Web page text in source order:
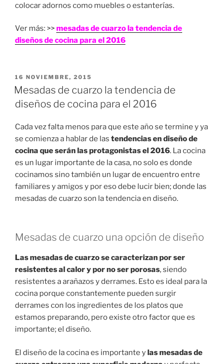
colocar adornos como muebles o estanterías.
Ver más: >>mesadas de cuarzo la tendencia de
diseños de cocina para el 2016
PUBLICADO
EN
16 NOVIEMBRE, 2015
Mesadas de cuarzo la tendencia de
diseños de cocina para el 2016
Cada vez falta menos para que este año se termine y ya
se comienza a hablar de las tendencias en diseño de
cocina que serán las protagonistas el 2016. La cocina
es un lugar importante de la casa, no solo es donde
cocinamos sino también un lugar de encuentro entre
familiares y amigos y por eso debe lucir bien; donde las
mesadas de cuarzo son la tendencia en diseño.
Mesadas de cuarzo una opción de diseño
Las mesadas de cuarzo se caracterizan por ser
resistentes al calor y por no ser porosas, siendo
resistentes a arañazos y derrames. Esto es ideal para la
cocina porque constantemente pueden surgir
derrames con los ingredientes de los platos que
estamos preparando, pero existe otro factor que es
importante; el diseño.
El diseño de la cocina es importante ylas mesadas de